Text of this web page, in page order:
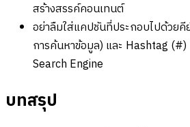
สร้างสรรค์คอนเทนต์
อย่าลืมใส่แคปชันที่ประกอบไปด้วยคี
การค้นหาข้อมูล) และ Hashtag
Search Engine
บทสรุป